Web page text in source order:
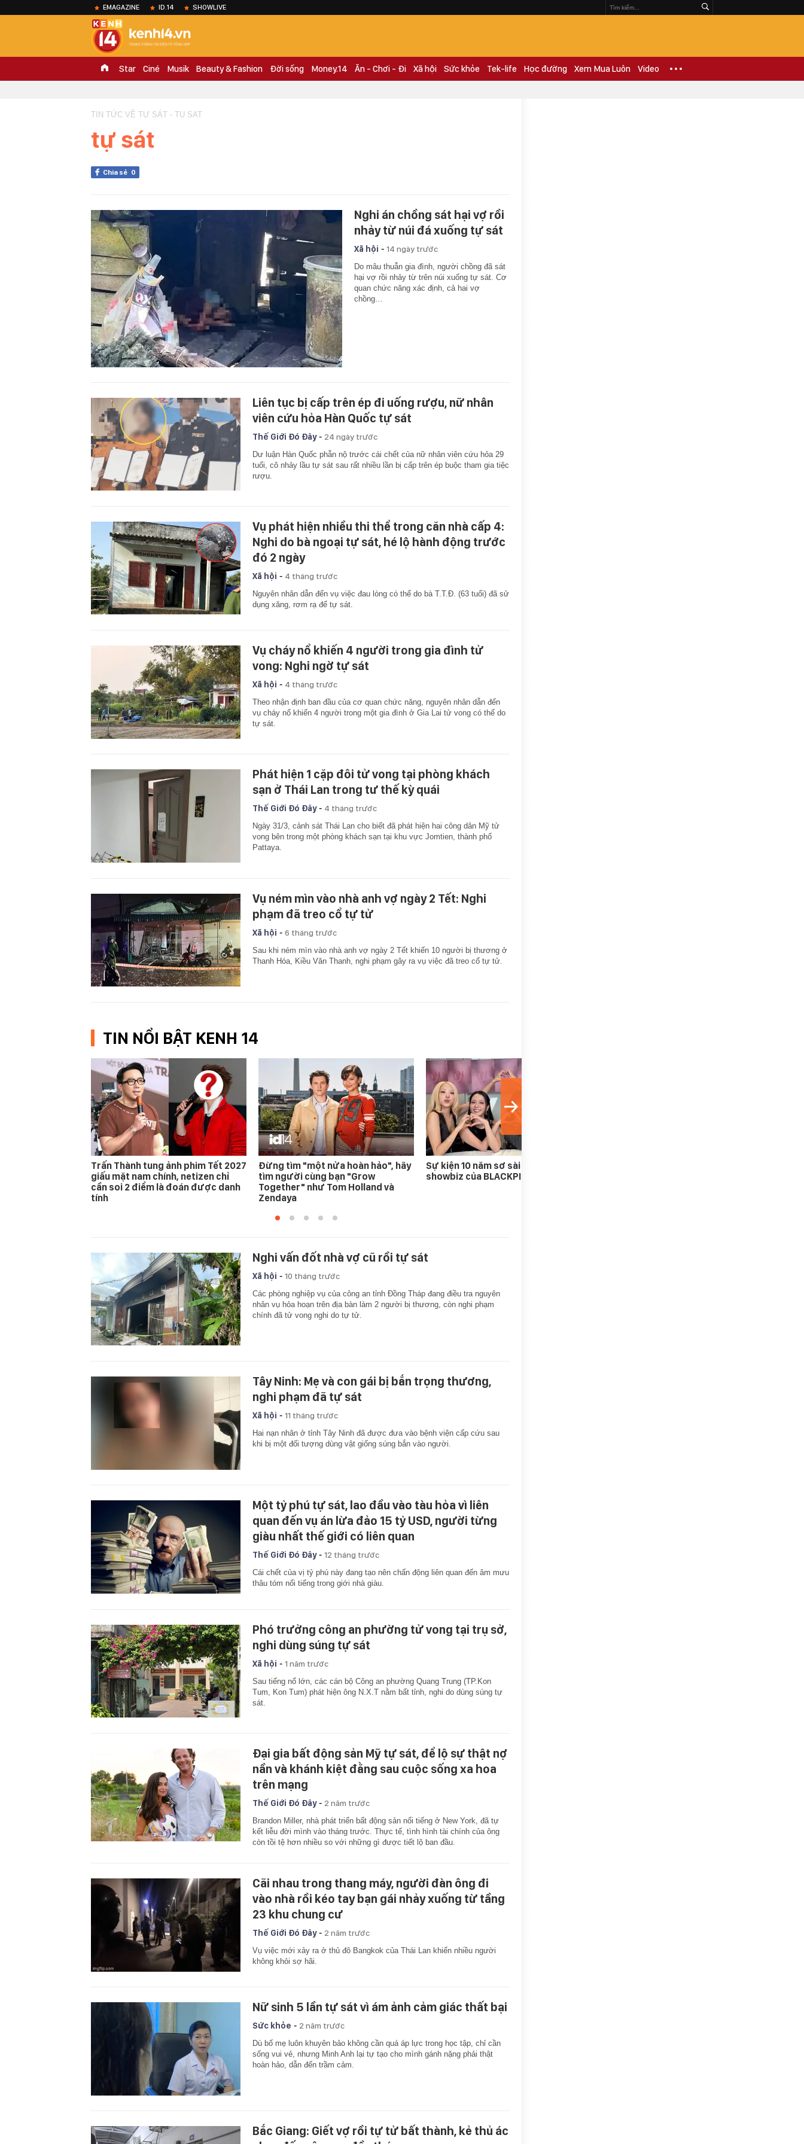
EMAGAZINE ID.14 SHOWLIVE
Star Ciné Musik Beauty & Fashion Đời sống Money.14 Ăn - Chơi - Đi Xã hội Sức khỏe Tek-life Học đường Xem Mua Luôn Video
TIN TỨC VỀ TỰ SÁT - TU SAT
tự sát
Chia sẻ 0
Nghi án chồng sát hại vợ rồi
nhảy từ núi đá xuống tự sát
Xã hội - 14 ngày trước
Do mâu thuẫn gia đình, người chồng đã sát
hại vợ rồi nhảy từ trên núi xuống tự sát. Cơ
quan chức năng xác định, cả hai vợ
chồng…
Liên tục bị cấp trên ép đi uống rượu, nữ nhân
viên cứu hỏa Hàn Quốc tự sát
Thế Giới Đó Đây- 24 ngày trước
Dư luận Hàn Quốc phẫn nộ trước cái chết của nữ nhân viên cứu hỏa 29
tuổi, cô nhảy lầu tự sát sau rất nhiều lần bị cấp trên ép buộc tham gia tiệc
rượu.
Vụ phát hiện nhiều thi thể trong căn nhà cấp 4:
Nghi do bà ngoại tự sát, hé lộ hành động trước
đó 2 ngày
Xã hội - 4 tháng trước
Nguyên nhân dẫn đến vụ việc đau lòng có thể do bà T.T.Đ. (63 tuổi) đã sử
dụng xăng, rơm rạ để tự sát.
Vụ cháy nổ khiến 4 người trong gia đình tử
vong: Nghi ngờ tự sát
Xã hội - 4 tháng trước
Theo nhận định ban đầu của cơ quan chức năng, nguyên nhân dẫn đến
vụ cháy nổ khiến 4 người trong một gia đình ở Gia Lai tử vong có thể do
tự sát.
Phát hiện 1 cặp đôi tử vong tại phòng khách
sạn ở Thái Lan trong tư thế kỳ quái
Thế Giới Đó Đây- 4 tháng trước
Ngày 31/3, cảnh sát Thái Lan cho biết đã phát hiện hai công dân Mỹ tử
vong bên trong một phòng khách sạn tại khu vực Jomtien, thành phố
Pattaya.
Vụ ném mìn vào nhà anh vợ ngày 2 Tết: Nghi
phạm đã treo cổ tự tử
Xã hội - 6 tháng trước
Sau khi ném mìn vào nhà anh vợ ngày 2 Tết khiến 10 người bị thương ở
Thanh Hóa, Kiều Văn Thanh, nghi phạm gây ra vụ việc đã treo cổ tự tử.
TIN NỔI BẬT KENH 14
Trấn Thành tung ảnh phim Tết 2027
giấu mặt nam chính, netizen chỉ
cần soi 2 điểm là đoán được danh
tính
Đừng tìm "một nửa hoàn hảo", hãy
tìm người cùng bạn "Grow
Together" như Tom Holland và
Zendaya
Sự kiện 10 năm sơ sài nhất
showbiz của BLACKPINK
Nghi vấn đốt nhà vợ cũ rồi tự sát
Xã hội - 10 tháng trước
Các phòng nghiệp vụ của công an tỉnh Đồng Tháp đang điều tra nguyên
nhân vụ hỏa hoạn trên địa bàn làm 2 người bị thương, còn nghi phạm
chính đã tử vong nghi do tự tử.
Tây Ninh: Mẹ và con gái bị bắn trọng thương,
nghi phạm đã tự sát
Xã hội - 11 tháng trước
Hai nạn nhân ở tỉnh Tây Ninh đã được đưa vào bệnh viện cấp cứu sau
khi bị một đối tượng dùng vật giống súng bắn vào người.
Một tỷ phú tự sát, lao đầu vào tàu hỏa vì liên
quan đến vụ án lừa đảo 15 tỷ USD, người từng
giàu nhất thế giới có liên quan
Thế Giới Đó Đây- 12 tháng trước
Cái chết của vị tỷ phú này đang tạo nên chấn động liên quan đến âm mưu
thâu tóm nổi tiếng trong giới nhà giàu.
Phó trưởng công an phường tử vong tại trụ sở,
nghi dùng súng tự sát
Xã hội - 1 năm trước
Sau tiếng nổ lớn, các cán bộ Công an phường Quang Trung (TP.Kon
Tum, Kon Tum) phát hiện ông N.X.T nằm bất tỉnh, nghi do dùng súng tự
sát.
Đại gia bất động sản Mỹ tự sát, để lộ sự thật nợ
nần và khánh kiệt đằng sau cuộc sống xa hoa
trên mạng
Thế Giới Đó Đây- 2 năm trước
Brandon Miller, nhà phát triển bất động sản nổi tiếng ở New York, đã tự
kết liễu đời mình vào tháng trước. Thực tế, tình hình tài chính của ông
còn tồi tệ hơn nhiều so với những gì được tiết lộ ban đầu.
Cãi nhau trong thang máy, người đàn ông đi
vào nhà rồi kéo tay bạn gái nhảy xuống từ tầng
23 khu chung cư
Thế Giới Đó Đây- 2 năm trước
Vụ việc mới xảy ra ở thủ đô Bangkok của Thái Lan khiến nhiều người
không khỏi sợ hãi.
Nữ sinh 5 lần tự sát vì ám ảnh cảm giác thất bại
Sức khỏe - 2 năm trước
Dù bố mẹ luôn khuyên bảo không cần quá áp lực trong học tập, chỉ cần
sống vui vẻ, nhưng Minh Anh lại tự tạo cho mình gánh nặng phải thật
hoàn hảo, dẫn đến trầm cảm.
Bắc Giang: Giết vợ rồi tự tử bất thành, kẻ thủ ác